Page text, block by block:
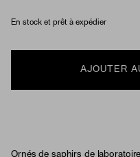
En stock et prêt à expédier
AJOUTER
Ornés de saphirs de